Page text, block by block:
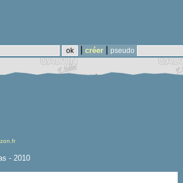
créer pseudo
- 2010